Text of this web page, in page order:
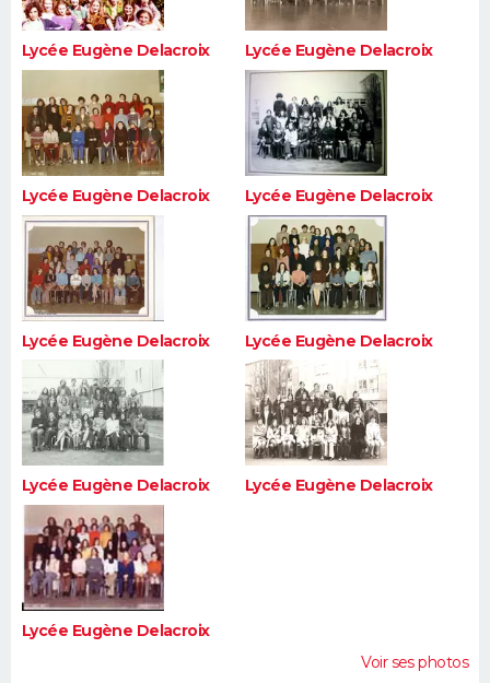
Lycée Eugène Delacroix Lycée Eugène Delacroix
Lycée Eugène Delacroix Lycée Eugène Delacroix
Lycée Eugène Delacroix Lycée Eugène Delacroix
Lycée Eugène Delacroix Lycée Eugène Delacroix
Lycée Eugène Delacroix
Voir ses photos